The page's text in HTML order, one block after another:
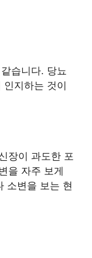
습니다. 당뇨
지하는 것이
장이 과도한 포
을 자주 보게
소변을 보는 현